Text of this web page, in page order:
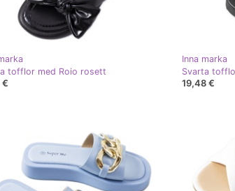
tofflor med Roio rosett
€
Inna marka
Svarta
19,48 €